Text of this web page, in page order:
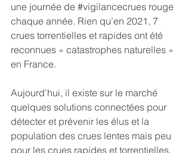
une journée de #vigilancecrues rouge
chaque année. Rien qu’en 2021, 7
crues torrentielles et rapides ont été
reconnues « catastrophes naturelles »
en France.
Aujourd’hui, il existe sur le marché
quelques solutions connectées pour
détecter et prévenir les élus et la
population des crues lentes mais peu
pour les crues rapides et torrentielles.